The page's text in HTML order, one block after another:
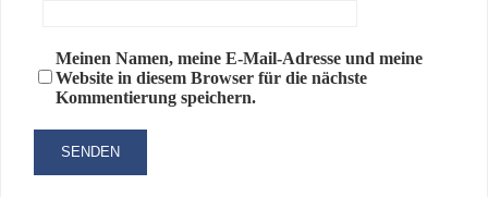
Meinen Namen, meine E-Mail-Adresse und meine
Website in diesem Browser für die nächste
Kommentierung speichern.